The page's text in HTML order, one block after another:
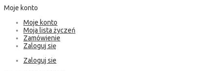
Moje konto
Moje konto
Moja lista życzeń
Zamówienie
Zaloguj się
Zaloguj sie